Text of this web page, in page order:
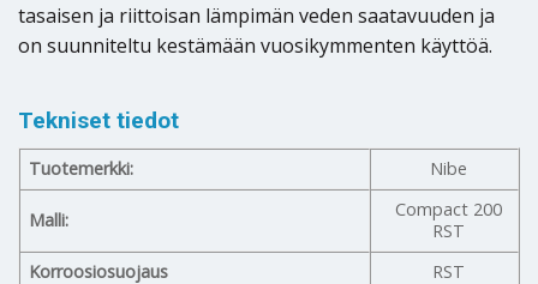
tasaisen ja riittoisan lämpimän veden saatavuuden ja
on suunniteltu kestämään vuosikymmenten käyttöä.
Tekniset tiedot
Tuotemerkki: Nibe
Malli:
Compact 200
RST
Korroosiosuojaus
RST